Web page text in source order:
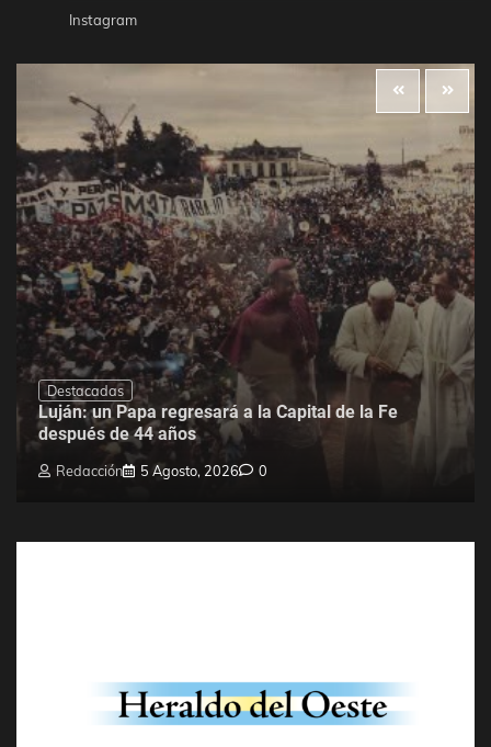
Instagram
Destacadas
Luján: un Papa regresará a la Capital de la Fe
después de 44 años
Redacción 5 Agosto, 2026 0